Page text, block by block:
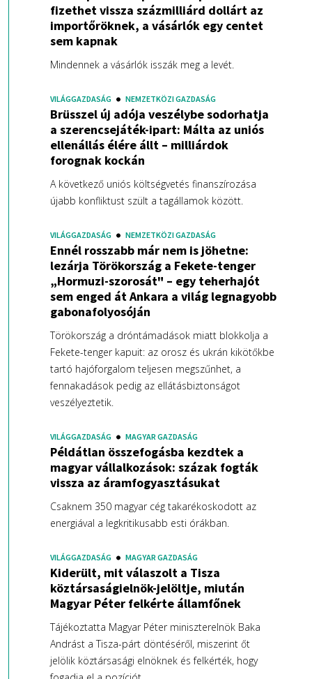
fizethet vissza százmilliárd dollárt az
importőröknek, a vásárlók egy centet
sem kapnak
Mindennek a vásárlók isszák meg a levét.
VILÁGGAZDASÁG NEMZETKÖZI GAZDASÁG
Brüsszel új adója veszélybe sodorhatja
a szerencsejáték-ipart: Málta az uniós
ellenállás élére állt – milliárdok
forognak kockán
A következő uniós költségvetés finanszírozása
újabb konfliktust szült a tagállamok között.
VILÁGGAZDASÁG NEMZETKÖZI GAZDASÁG
Ennél rosszabb már nem is jöhetne:
lezárja Törökország a Fekete-tenger
„Hormuzi-szorosát" – egy teherhajót
sem enged át Ankara a világ legnagyobb
gabonafolyosóján
Törökország a dróntámadások miatt blokkolja a
Fekete-tenger kapuit: az orosz és ukrán kikötőkbe
tartó hajóforgalom teljesen megszűnhet, a
fennakadások pedig az ellátásbiztonságot
veszélyeztetik.
VILÁGGAZDASÁG MAGYAR GAZDASÁG
Példátlan összefogásba kezdtek a
magyar vállalkozások: százak fogták
vissza az áramfogyasztásukat
Csaknem 350 magyar cég takarékoskodott az
energiával a legkritikusabb esti órákban.
VILÁGGAZDASÁG MAGYAR GAZDASÁG
Kiderült, mit válaszolt a Tisza
köztársaságielnök-jelöltje, miután
Magyar Péter felkérte államfőnek
Tájékoztatta Magyar Péter miniszterelnök Baka
Andrást a Tisza-párt döntéséről, miszerint őt
jelölik köztársasági elnöknek és felkérték, hogy